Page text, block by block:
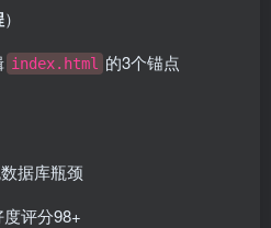
）
index.html 的3个锚点
据库瓶颈
评分98+